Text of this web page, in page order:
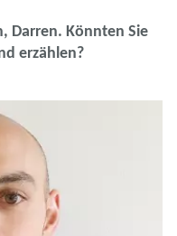
Darren. Könnten Sie
erzählen?